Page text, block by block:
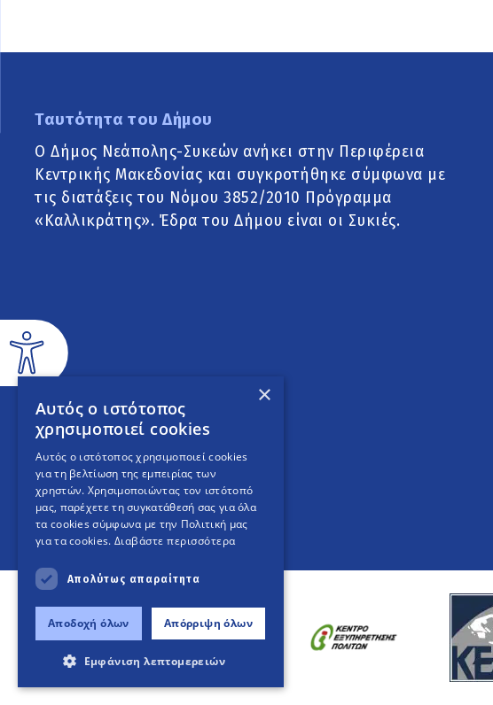
Ταυτότητα του Δήμου
Ο Δήμος Νεάπολης-Συκεών ανήκει στην Περιφέρεια
Κεντρικής Μακεδονίας και συγκροτήθηκε σύμφωνα με
τις διατάξεις του Νόμου 3852/2010 Πρόγραμμα
«Καλλικράτης». Έδρα του Δήμου είναι οι Συκιές.
×
Αυτός ο ιστότοπος
χρησιμοποιεί cookies
Αυτός ο ιστότοπος χρησιμοποιεί cookies
για τη βελτίωση της εμπειρίας των
χρηστών. Χρησιμοποιώντας τον ιστότοπό
μας, παρέχετε τη συγκατάθεσή σας για όλα
τα cookies σύμφωνα με την Πολιτική μας
για τα cookies. Διαβάστε περισσότερα
Απολύτως απαραίτητα
Αποδοχή όλων Απόρριψη όλων
Εμφάνιση λεπτομερειών